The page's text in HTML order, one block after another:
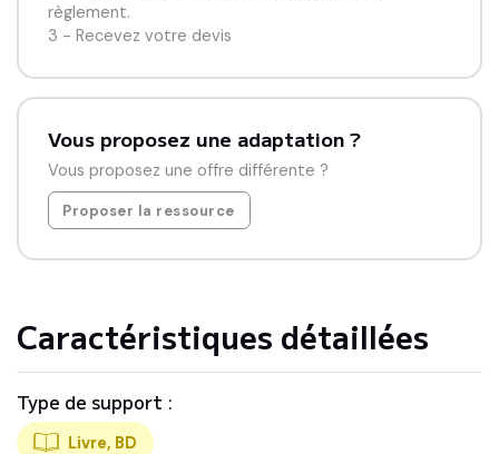
règlement.
3 - Recevez votre devis
Vous proposez une adaptation ?
Vous proposez une offre différente ?
Proposer la ressource
Caractéristiques détaillées
Type de support :
Livre, BD